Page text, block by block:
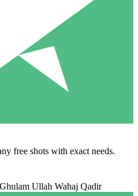
free shots with exact needs.
Ghulam Ullah Wahaj Qadir